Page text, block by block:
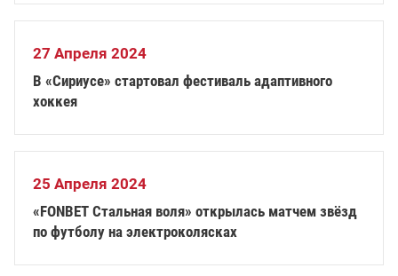
27 Апреля 2024
В «Сириусе» стартовал фестиваль адаптивного
хоккея
25 Апреля 2024
«FONBET Стальная воля» открылась матчем звёзд
по футболу на электроколясках